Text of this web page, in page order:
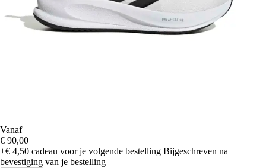
Vanaf
€ 90,00
+€ 4,50 cadeau voor je volgende bestelling Bijgeschreven na
bevestiging van je bestelling